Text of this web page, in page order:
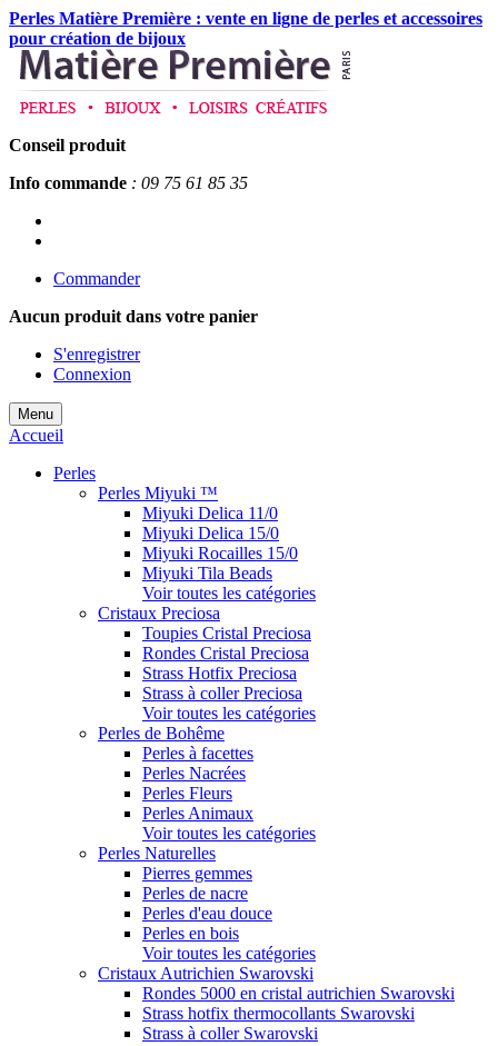
Perles Matière Première : vente en ligne de perles et accessoires
pour création de bijoux
Conseil produit
Info commande : 09 75 61 85 35
Commander
Aucun produit dans votre panier
S'enregistrer
Connexion
Menu
Accueil
Perles
Perles Miyuki ™
Miyuki Delica 11/0
Miyuki Delica 15/0
Miyuki Rocailles 15/0
Miyuki Tila Beads
Voir toutes les catégories
Cristaux Preciosa
Toupies Cristal Preciosa
Rondes Cristal Preciosa
Strass Hotfix Preciosa
Strass à coller Preciosa
Voir toutes les catégories
Perles de Bohême
Perles à facettes
Perles Nacrées
Perles Fleurs
Perles Animaux
Voir toutes les catégories
Perles Naturelles
Pierres gemmes
Perles de nacre
Perles d'eau douce
Perles en bois
Voir toutes les catégories
Cristaux Autrichien Swarovski
Rondes 5000 en cristal autrichien Swarovski
Strass hotfix thermocollants Swarovski
Strass à coller Swarovski